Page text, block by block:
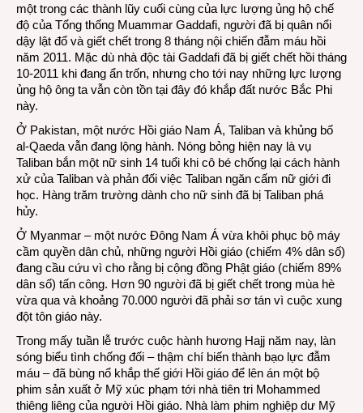
một trong các thành lũy cuối cùng của lực lượng ủng hộ chế
độ của Tổng thống Muammar Gaddafi, người đã bị quân nổi
dậy lật đổ và giết chết trong 8 tháng nội chiến đẫm máu hồi
năm 2011. Mặc dù nhà độc tài Gaddafi đã bị giết chết hồi tháng
10-2011 khi đang ẩn trốn, nhưng cho tới nay những lực lượng
ủng hộ ông ta vẫn còn tồn tại đây đó khắp đất nước Bắc Phi
này.
Ở Pakistan, một nước Hồi giáo Nam Á, Taliban và khủng bố
al-Qaeda vẫn đang lộng hành. Nóng bỏng hiện nay là vụ
Taliban bắn một nữ sinh 14 tuổi khi cô bé chống lại cách hành
xử của Taliban và phản đối việc Taliban ngăn cấm nữ giới đi
học. Hàng trăm trường dành cho nữ sinh đã bị Taliban phá
hủy.
Ở Myanmar – một nước Đông Nam Á vừa khôi phục bộ máy
cầm quyền dân chủ, những người Hồi giáo (chiếm 4% dân số)
đang cầu cứu vì cho rằng bị cộng đồng Phật giáo (chiếm 89%
dân số) tấn công. Hơn 90 người đã bị giết chết trong mùa hè
vừa qua và khoảng 70.000 người đã phải sơ tán vì cuộc xung
đột tôn giáo này.
Trong mấy tuần lễ trước cuộc hành hương Hajj năm nay, làn
sóng biểu tình chống đối – thậm chí biến thành bạo lực đẫm
máu – đã bùng nổ khắp thế giới Hồi giáo để lên án một bộ
phim sản xuất ở Mỹ xúc phạm tới nhà tiên tri Mohammed
thiêng liêng của người Hồi giáo. Nhà làm phim nghiệp dư Mỹ